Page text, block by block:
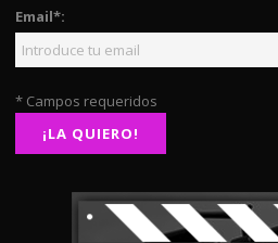
Email*:
* Campos requeridos